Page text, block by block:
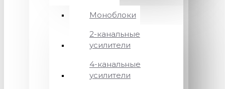
Моноблоки
2-канальные
усилители
4-канальные
усилители